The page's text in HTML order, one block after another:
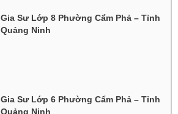
Gia Sư Lớp 8 Phường Cẩm Phả – Tỉnh
Quảng Ninh
Gia Sư Lớp 6 Phường Cẩm Phả – Tỉnh
Quảng Ninh